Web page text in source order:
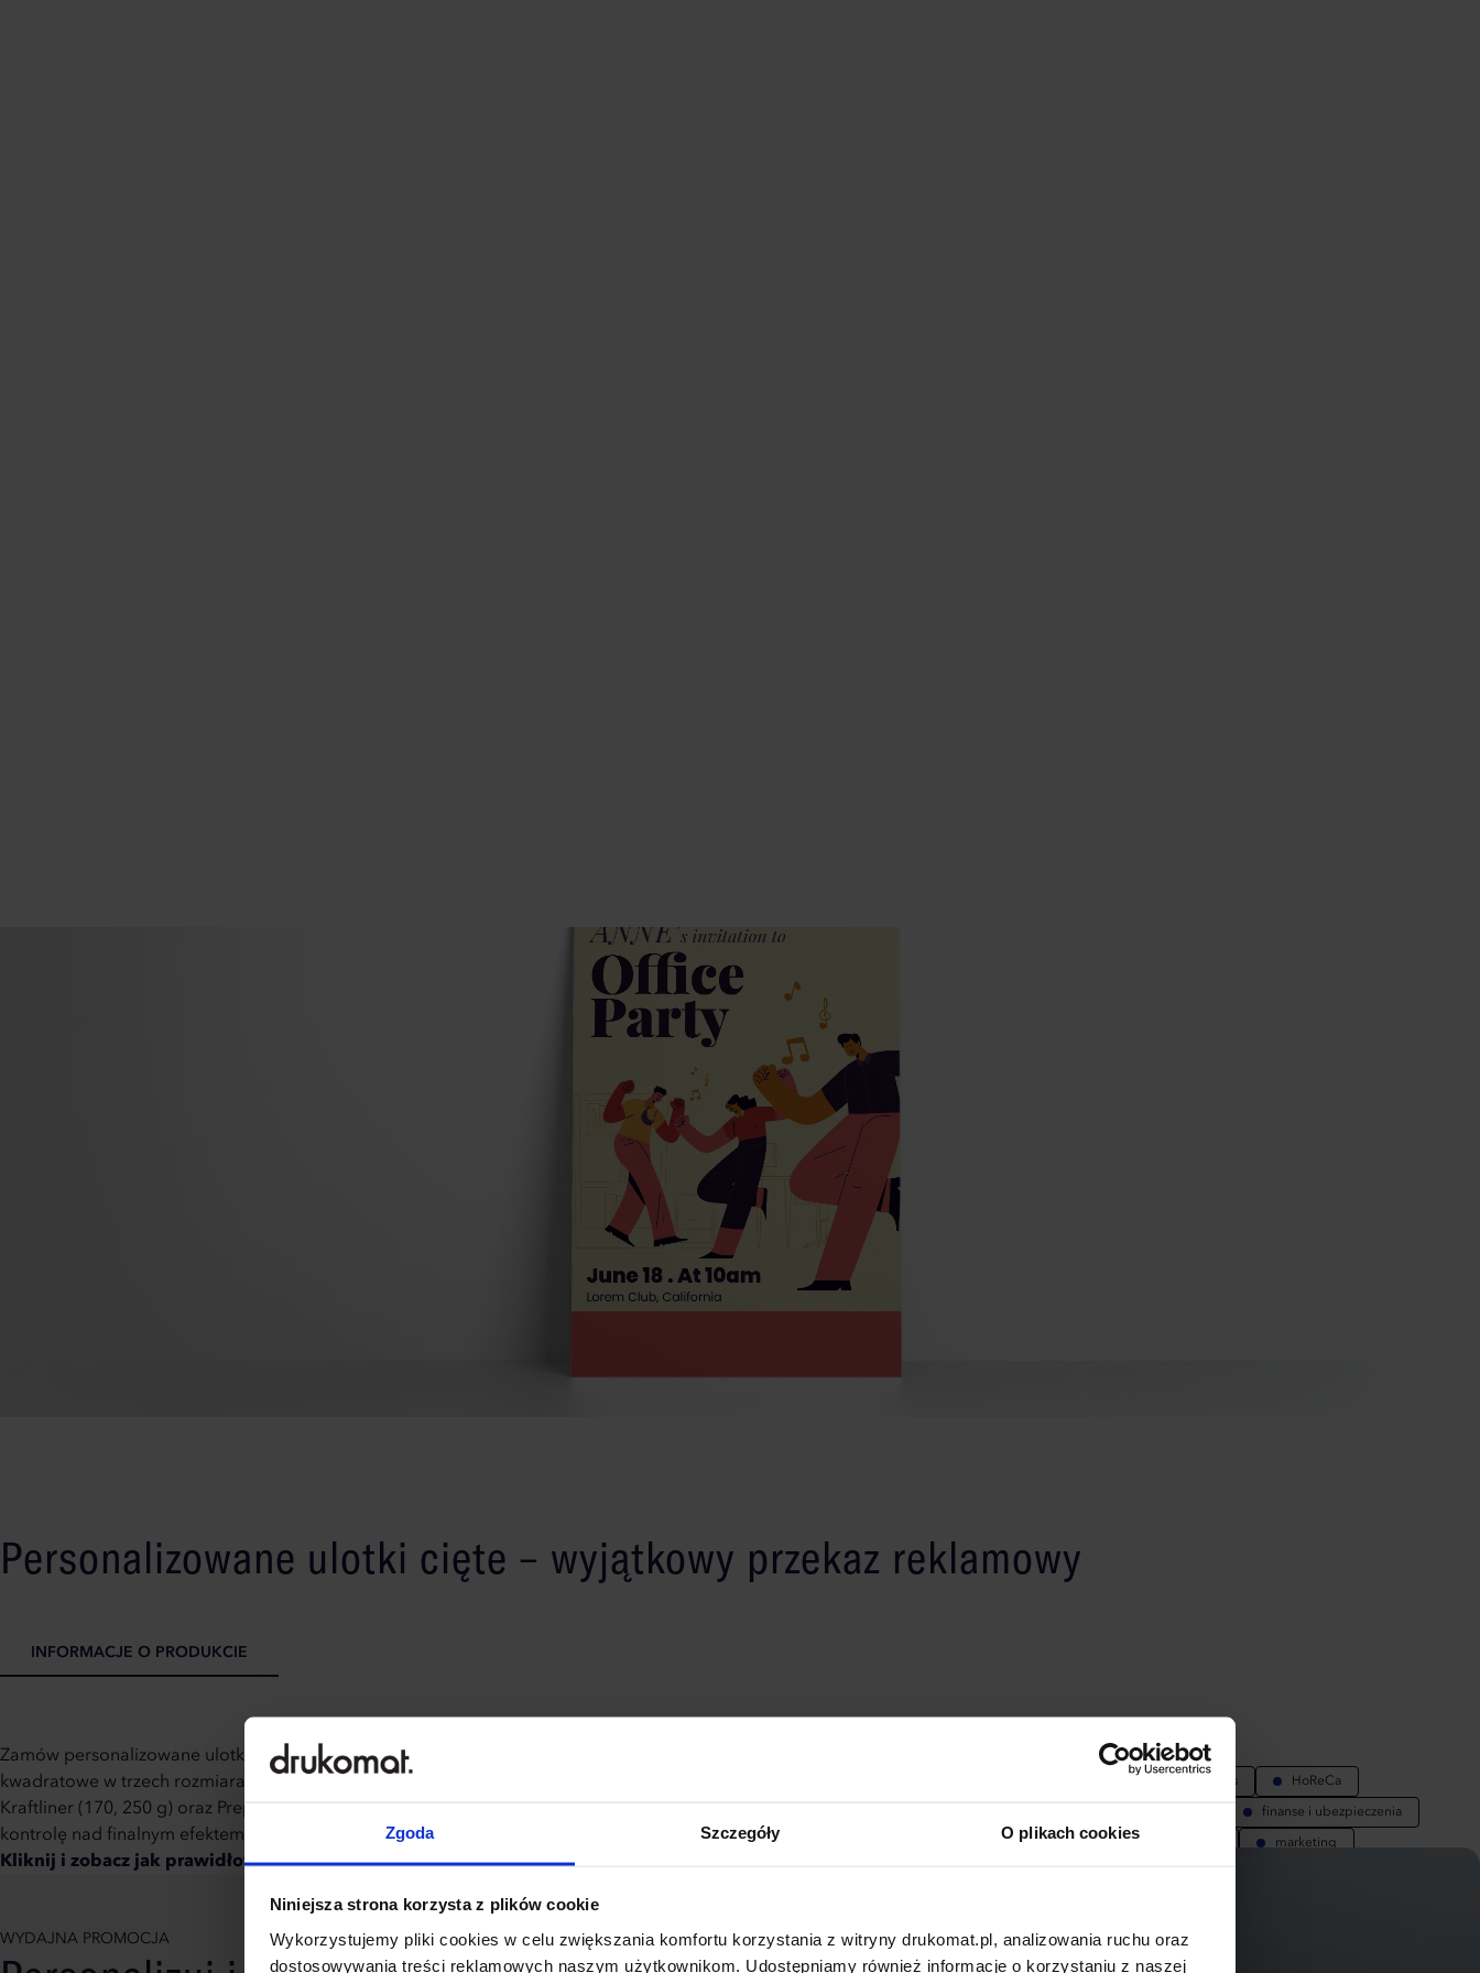
Zgoda Szczegóły O plikach cookies
Niniejsza strona korzysta z plików cookie
Wykorzystujemy pliki cookies w celu zwiększania komfortu korzystania z witryny drukomat.pl, analizowania ruchu oraz
dostosowywania treści reklamowych naszym użytkownikom. Udostępniamy również informacje o korzystaniu z naszej
Personalizowane ulotki cięte – wyjątkowy przekaz reklamowy
INFORMACJE O PRODUKCIE
Zamów personalizowane ulotki cięte już od 100 sztuk! Oferujemy 8 różnych formatów, w tym A6, A5, A4, A3, DL oraz
kwadratowe w trzech rozmiarach. Wybieraj spośród szerokiej gamy podłoży: kreda mat/połysk (170, 250, 350 g),
Kraftliner (170, 250 g) oraz Preprint (90 g), a także drukuj w technologii 4/0 lub 4/4. Dzięki tym opcjom masz pełną
kontrolę nad finalnym efektem i dopasowaniem do swoich potrzeb.
Kliknij i zobacz jak prawidłowo przygotować pliki do personalizacji
REKOMENDOWANE DLA:
zdrowie i wellness HoReCa
finanse i ubezpieczenia
eventy i rozrywka sport i rekreacja marketing
WYDAJNA PROMOCJA